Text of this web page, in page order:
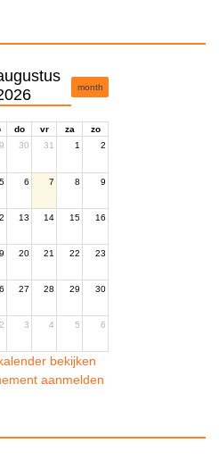
month
do vr za
zo
30 31 1 2
5 6 7 8 9
13 14 15 16
20 21 22 23
27 28 29 30
2 3 4 5 6
bekijken
aanmelden